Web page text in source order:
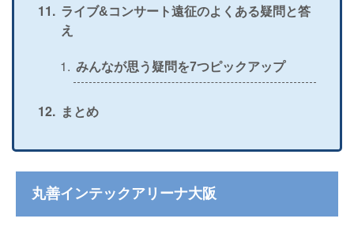
ライブ&コンサート遠征のよくある疑問と答
え
みんなが思う疑問を7つピックアップ
まとめ
丸善インテックアリーナ大阪